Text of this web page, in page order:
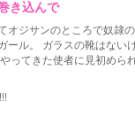
き込んで
オジサンのところで奴隷
ール。 ガラスの靴はない
ってきた使者に見初めら